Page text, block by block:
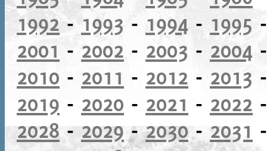
1992-1993 - 1994 - 1995
2001 - 2002 - 2003 - 2004
2010 - 2011 - 2012 - 2013
2019 - 2020 - 2021 - 2022
2028 - 2029 -2030- 2031